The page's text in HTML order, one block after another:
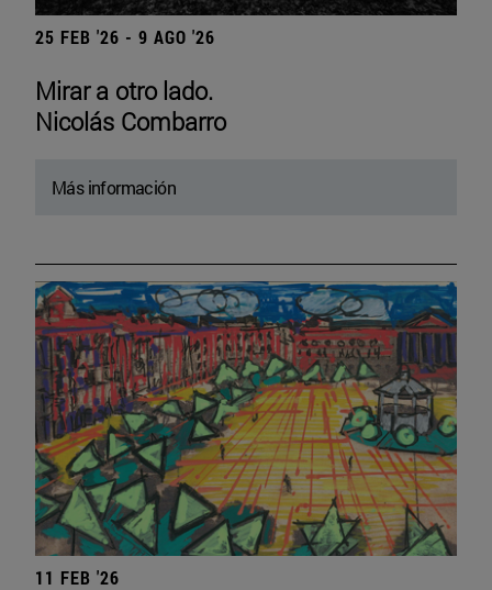
25 FEB '26 - 9 AGO '26
Mirar a otro lado.
Nicolás Combarro
Más información
11 FEB '26